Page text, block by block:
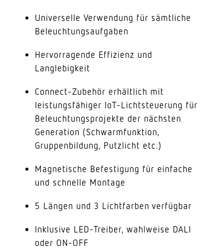
Universelle Verwendung für sämtliche
Beleuchtungsaufgaben
Hervorragende Effizienz und
Langlebigkeit
Connect-Zubehör erhältlich mit
leistungsfähiger IoT-Lichtsteuerung für
Beleuchtungsprojekte der nächsten
Generation (Schwarmfunktion,
Gruppenbildung, Putzlicht etc.)
Magnetische Befestigung für einfache
und schnelle Montage
5 Längen und 3 Lichtfarben verfügbar
Inklusive LED-Treiber, wahlweise DALI
oder ON-OFF